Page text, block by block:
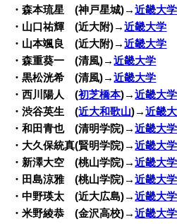
・森本琉星 (神戸星城)→近畿大学
・山口祐輝 (近大附)→近畿大学
・山本颯良 (近大附)→近畿大学
・森重葵一 (清風)→近畿大学
・黒松洸希 (清風)→近畿大学
・西川陽人 (初芝橋本)→近畿大学
・渋谷英生 (近大和歌山)→近畿
・和田青也 (清明学院)→近畿大学
・大久保統真(賢明学院)→近畿大学
・新澤大空 (桃山学院)→近畿大学
・田島涼雅 (桃山学院)→近畿大学
・中野瑛太 (近大広島)→近畿大学
・米野綾恭 (金沢高校)→近畿大学